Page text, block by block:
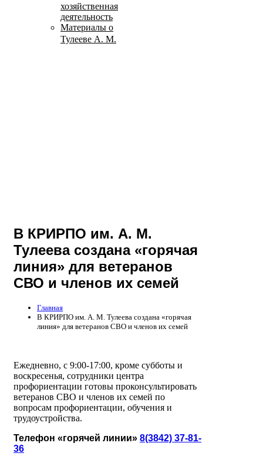
хозяйственная
деятельность
Материалы о
Тулееве А. М.
В КРИРПО им. А. М.
Тулеева создана «горячая
линия» для ветеранов
СВО и членов их семей
Главная
В КРИРПО им. А. М. Тулеева создана «горячая
линия» для ветеранов СВО и членов их семей
Ежедневно, с 9:00-17:00, кроме субботы и
воскресенья, сотрудники центра
профориентации готовы проконсультировать
ветеранов СВО и членов их семей по
вопросам профориентации, обучения и
трудоустройства.
Телефон «горячей линии» 8(3842) 37-81-
36